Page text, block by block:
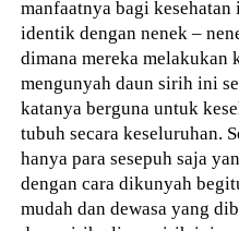
manfaatnya bagi
identik dengan nenek –
dimana mereka melakukan
mengunyah daun sirih ini
katanya berguna untuk
tubuh secara keseluruhan.
hanya para sesepuh saja
dengan cara dikunyah
mudah dan dewasa yang